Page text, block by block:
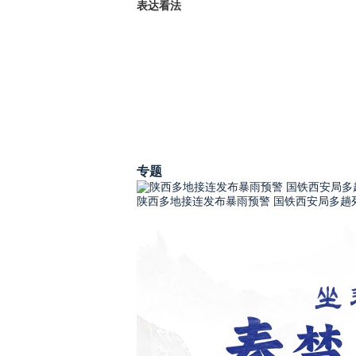
表达看法
专题
陕西多地接连发布暴雨预警 国铁西安局多趟